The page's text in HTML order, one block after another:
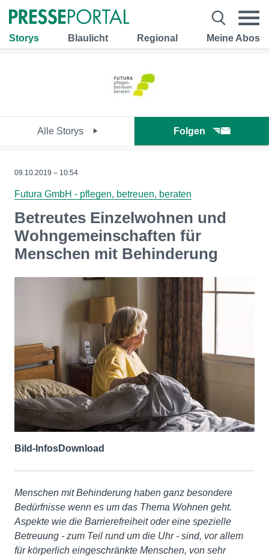
Storys Blaulicht Regional Meine Abos
Alle Storys Folgen
09.10.2019 – 10:54
Futura GmbH - pflegen, betreuen, beraten
Betreutes Einzelwohnen und
Wohngemeinschaften für
Menschen mit Behinderung
Bild-InfosDownload
Menschen mit Behinderung haben ganz besondere
Bedürfnisse wenn es um das Thema Wohnen geht.
Aspekte wie die Barrierefreiheit oder eine spezielle
Betreuung - zum Teil rund um die Uhr - sind, vor allem
für körperlich eingeschränkte Menschen, von sehr